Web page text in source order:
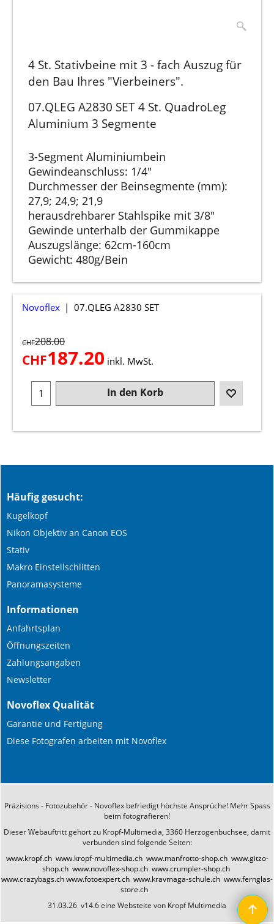
4 St. Stativbeine mit 3 - fach Auszug für
den Bau Ihres "Vierbeiners".
07.QLEG A2830 SET 4 St. QuadroLeg
Aluminium 3 Segmente
3-Segment Aluminiumbein
Gewindeanschluss: 1/4"
Durchmesser der Beinsegmente (mm):
27,9; 24,9; 21,9
herausdrehbarer Stahlspike mit 3/8"
Gewinde unterhalb der Gummikappe
Auszugslänge: 62cm-160cm
Gewicht: 480g/Bein
Novoflex 07.QLEG A2830 SET
CHF208.00
CHF187.20 inkl. MwSt.
In den Korb
Häufig gesucht:
Kugelkopf
Nikon Objektiv an Canon EOS
Stativ
Makro Einstellschlitten
Panoramasysteme
Informationen
Anfahrtsplan
Öffnungszeiten
Zahlungsangaben
Newsletter
Novoflex Qualität
Garantie und Fertigung
Diese Fotografen arbeiten mit Novoflex
Präzisions - Fotozubehör - Novoflex befriedigt höchste Ansprüche! Mehr Spass
beim fotografieren!
Dieser Webauftritt gehört zu Kropf-Multimedia, 3360 Herzogenbuchsee, damit
verbunden sind folgende Seiten:
www.kropf.ch www.kropf-multimedia.ch www.manfrotto-shop.ch www.gitzo-
shop.ch www.novoflex-shop.ch www.crumpler-shop.ch
www.crazybags.chwww.fotoexpert.ch www.kravmaga-schule.ch www.fernglas-
store.ch
31.03.26 v14.6 eine Websteite von Kropf Multimedia